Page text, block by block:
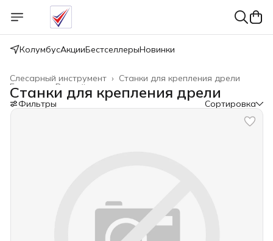
КолумбусАкцииБестселлерыНовинки
Станки для крепления дрели
Слесарный инструмент ›
Ручной инструмент
Главная
Станки для крепления дрели
Фильтры Сортировка